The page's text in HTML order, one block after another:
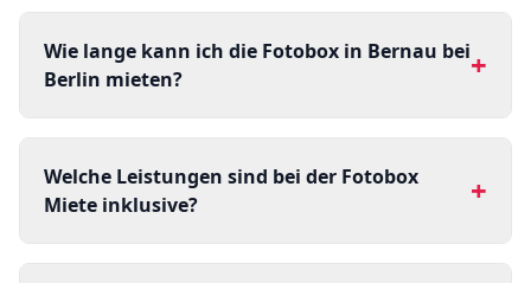
Wie lange kann ich die Fotobox in Bernau bei
Berlin mieten?
+
Welche Leistungen sind bei der Fotobox
Miete inklusive?
+